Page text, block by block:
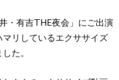
・有吉THE夜会」にご出演
リしているエクササイズ
た。